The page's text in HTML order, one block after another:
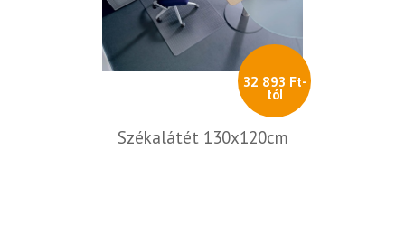
32 893 Ft-
tól
Székalátét 130x120cm